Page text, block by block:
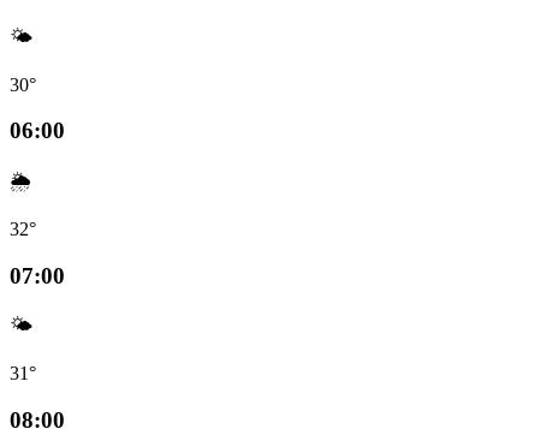
🌤️
30°
06:00
🌦️
32°
07:00
🌤️
31°
08:00